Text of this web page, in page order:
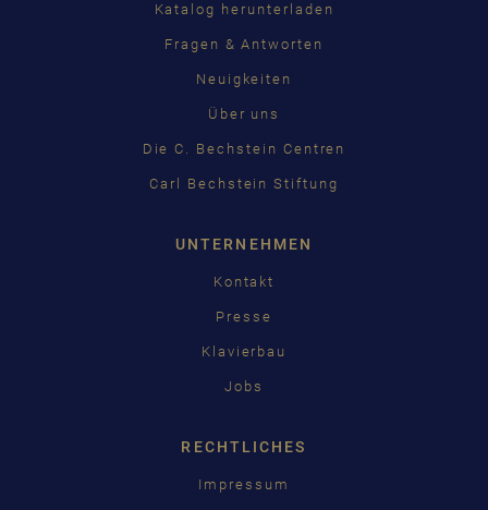
Katalog herunterladen
Fragen & Antworten
Neuigkeiten
Über uns
Die C. Bechstein Centren
Carl Bechstein Stiftung
UNTERNEHMEN
Kontakt
Presse
Klavierbau
Jobs
RECHTLICHES
Impressum